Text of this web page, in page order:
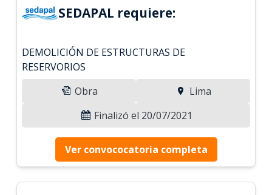
SEDAPAL requiere:
DEMOLICIÓN DE ESTRUCTURAS DE
RESERVORIOS
Obra
Lima
Finalizó el 20/07/2021
Ver convococatoria completa